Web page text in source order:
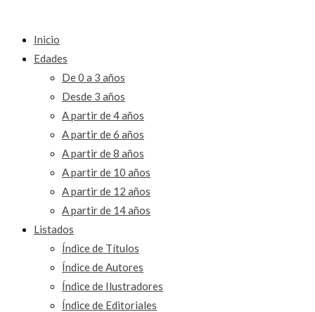
Inicio
Edades
De 0 a 3 años
Desde 3 años
A partir de 4 años
A partir de 6 años
A partir de 8 años
A partir de 10 años
A partir de 12 años
A partir de 14 años
Listados
Índice de Títulos
Índice de Autores
Índice de Ilustradores
Índice de Editoriales